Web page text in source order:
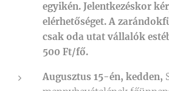
egyikén. Jelentkezéskor
elérhetőséget. A
csak oda utat vállalók
500 Ft/fő.
Augusztus 15-én, kedden,